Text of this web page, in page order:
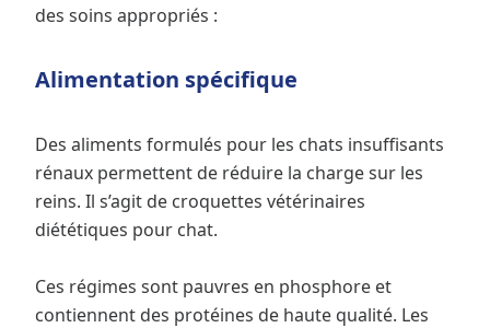
des soins appropriés :
Alimentation spécifique
Des aliments formulés pour les chats insuffisants
rénaux permettent de réduire la charge sur les
reins. Il s’agit de croquettes vétérinaires
diététiques pour chat.
Ces régimes sont pauvres en phosphore et
contiennent des protéines de haute qualité. Les